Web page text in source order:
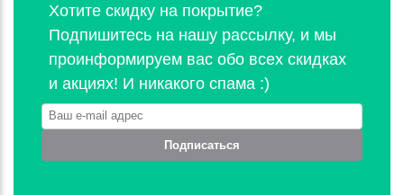
Хотите скидку на покрытие?
Подпишитесь на нашу рассылку, и мы
проинформируем вас обо всех скидках
и акциях! И никакого спама :)
Подписаться